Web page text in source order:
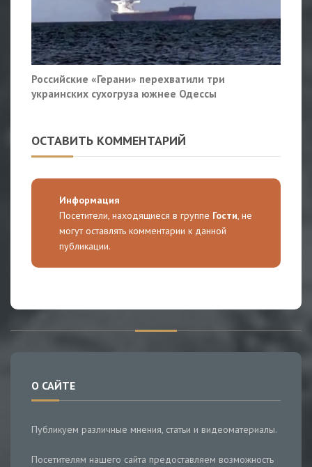
Российские «Герани» перехватили три
украинских сухогруза южнее Одессы
ОСТАВИТЬ КОММЕНТАРИЙ
Информация
Посетители, находящиеся в группе Гости, не
могут оставлять комментарии к данной
публикации.
О САЙТЕ
Публикуем различные мнения, статьи и видеоматериалы.
Посетителям нашего сайта предоставляем возможность